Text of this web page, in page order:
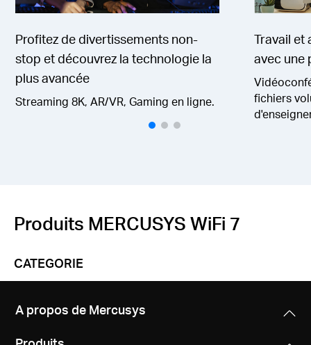
Profitez de divertissements non-
stop et découvrez la technologie la
plus avancée
Streaming 8K, AR/VR, Gaming en ligne.
Travail et
avec une
fichiers
Produits MERCUSYS WiFi 7
CATEGORIE
A propos de Mercusys